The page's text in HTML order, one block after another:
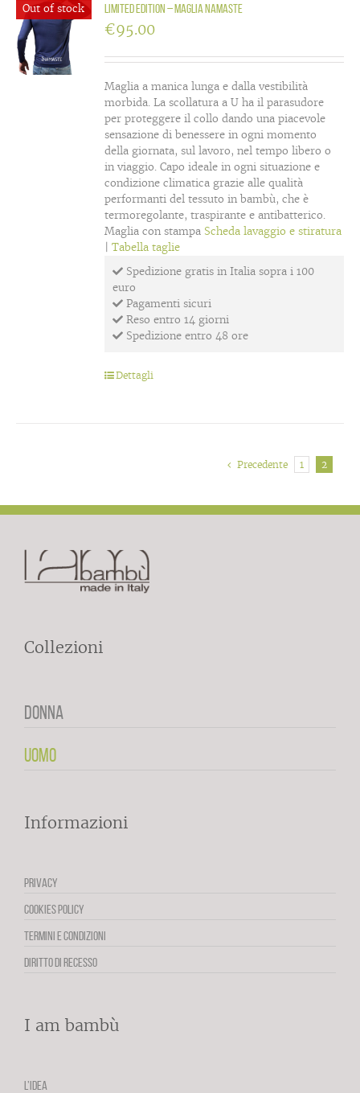
Out of stock LIMITED EDITION – maglia Namaste
€95.00
Maglia a manica lunga e dalla vestibilità
morbida. La scollatura a U ha il parasudore
per proteggere il collo dando una piacevole
sensazione di benessere in ogni momento
della giornata, sul lavoro, nel tempo libero o
in viaggio. Capo ideale in ogni situazione e
condizione climatica grazie alle qualità
performanti del tessuto in bambù, che è
termoregolante, traspirante e antibatterico.
Maglia con stampa Scheda lavaggio e stiratura
|Tabella taglie
Spedizione gratis in Italia sopra i 100
euro
Pagamenti sicuri
Reso entro 14 giorni
Spedizione entro 48 ore
Dettagli
Precedente 1 2
Collezioni
DONNA
UOMO
Informazioni
PRIVACY
COOKIES POLICY
TERMINI E CONDIZIONI
DIRITTO DI RECESSO
I am bambù
L’IDEA